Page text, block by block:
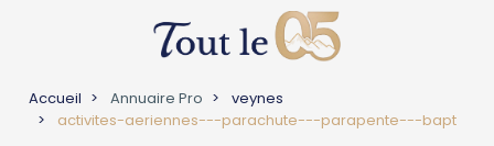
Accueil Annuaire Pro
veynes
activites-aeriennes---parachute---parapente---bapt